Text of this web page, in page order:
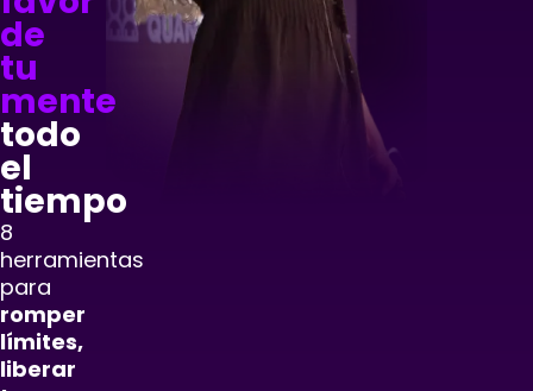
de
tu
mente
todo
el
tiempo
8
herramientas
para
romper
límites,
liberar